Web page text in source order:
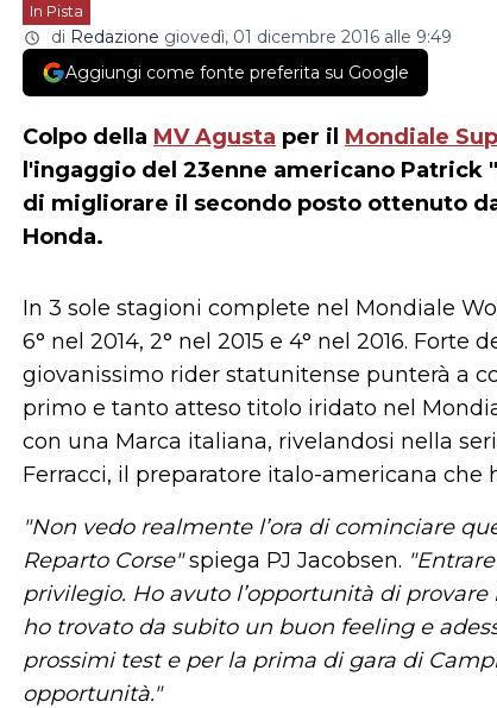
In Pista
di Redazione giovedì, 01 dicembre 2016 alle 9:49
Aggiungi come fonte preferita su Google
Colpo della MV Agusta per il Mondiale
l'ingaggio del 23enne americano Patrick
di migliorare il secondo posto ottenuto
Honda.
In 3 sole stagioni complete nel Mondiale
6° nel 2014, 2° nel 2015 e 4° nel 2016.
giovanissimo rider statunitense punterà a
primo e tanto atteso titolo iridato nel
con una Marca italiana, rivelandosi nella
Ferracci, il preparatore italo-americana che
"Non vedo realmente l’ora di cominciare
Reparto Corse"spiega PJ Jacobsen.
privilegio. Ho avuto l’opportunità di
ho trovato da subito un buon feeling e
prossimi test e per la prima di gara di
opportunità."